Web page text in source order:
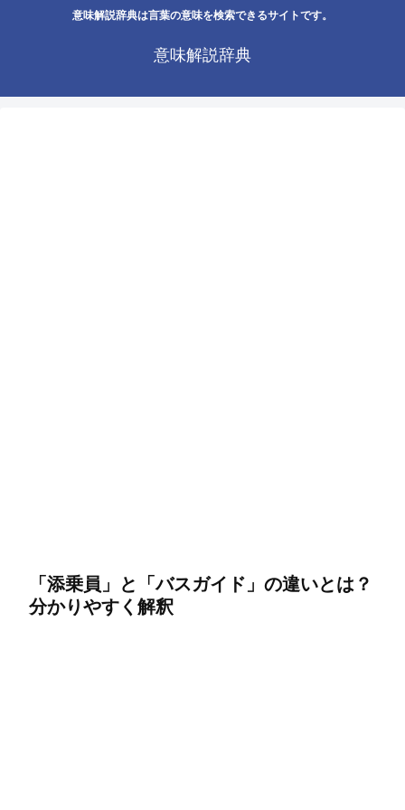
意味解説辞典は言葉の意味を検索できるサイトです。
意味解説辞典
「添乗員」と「バスガイド」の違いとは？
分かりやすく解釈